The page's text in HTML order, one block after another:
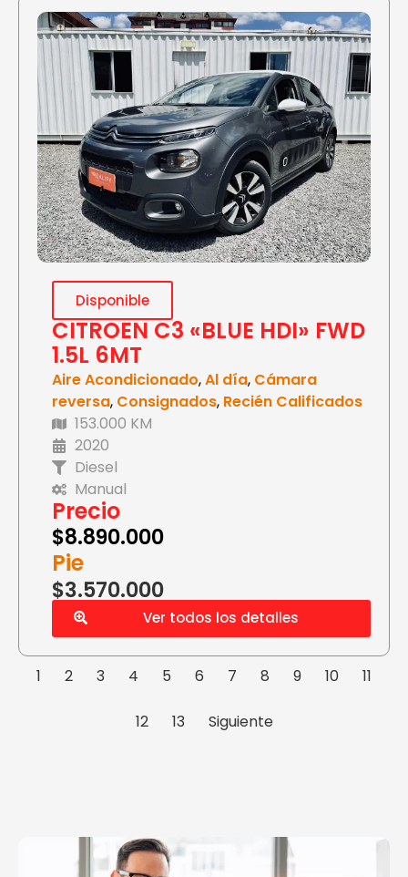
Disponible
CITROEN C3 «BLUE HDI» FWD
1.5L 6MT
Aire Acondicionado,Al día, Cámara
reversa, Consignados, Recién Calificados
153.000 KM
2020
Diesel
Manual
Precio
$8.890.000
Pie
$3.570.000
Ver todos los detalles
1 2 3 4 5 6 7 8 9 10 11
12 13 Siguiente